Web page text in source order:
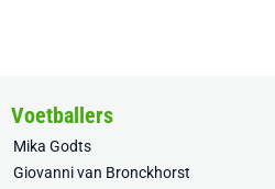
Voetballers
Mika Godts
Giovanni van Bronckhorst